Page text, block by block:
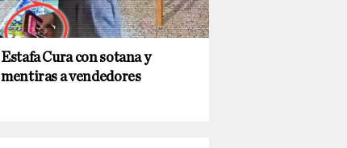
Estafa Cura con sotana y
mentiras a vendedores